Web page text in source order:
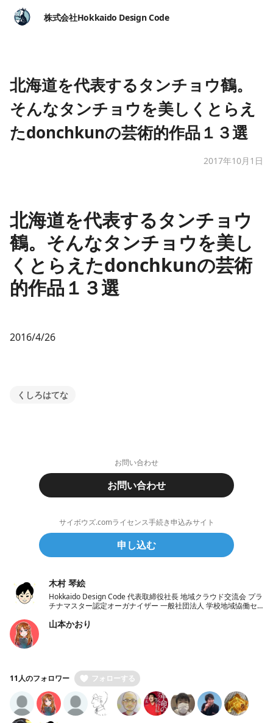
株式会社Hokkaido Design Code
北海道を代表するタンチョウ鶴。
そんなタンチョウを美しくとらえ
たdonchkunの芸術的作品１３選
2017年10月1日
北海道を代表するタンチョウ
鶴。そんなタンチョウを美し
くとらえたdonchkunの芸術
的作品１３選
2016/4/26
くしろはてな
お問い合わせ
お問い合わせ
サイボウズ.comライセンス手続き申込みサイト
申し込む
木村 琴絵
Hokkaido Design Code 代表取締役社長 地域クラウド交流会 プラ
チナマスター認定オーガナイザー 一般社団法人 学校地域恊働セ
山本かおり
11人のフォロワー フォローする